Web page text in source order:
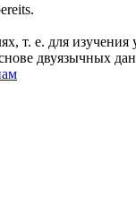
т. е. для
двуязычных